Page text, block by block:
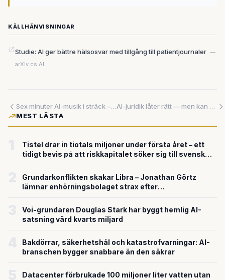
KÄLLHÄNVISNINGAR
Studie: AI ger bättre hälsosvar med tillgång till patientjournaler —
arXiv cs.AI
Sex minuter AI-musik i sträck – nu utmanar maskinen musikstudion på allvar
AI-juridik låter rätt — men kan ha fundamentalt fel: Så undviker du fällan
MEST LÄSTA
Tistel drar in tiotals miljoner under första året – ett
tidigt bevis på att riskkapitalet söker sig till svensk
Grundarkonflikten skakar Libra – Jonathan Görtz
lämnar enhörningsbolaget strax efter
Voi-grundaren Douglas Stark har byggt hemlig AI-
satsning värd kvarts miljard
Bakdörrar, säkerhetshål och katastrofvarningar: AI-
branschen bygger snabbare än den säkrar
Datacenter förbrukade 100 miljoner liter vatten utan